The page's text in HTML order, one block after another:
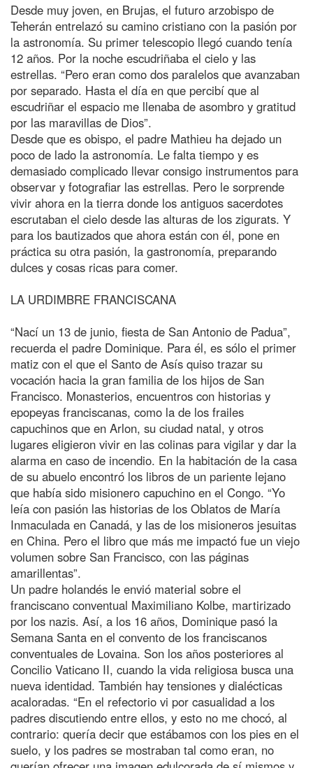
Desde muy joven, en Brujas, el futuro arzobispo de
Teherán entrelazó su camino cristiano con la pasión por
la astronomía. Su primer telescopio llegó cuando tenía
12 años. Por la noche escudriñaba el cielo y las
estrellas. “Pero eran como dos paralelos que avanzaban
por separado. Hasta el día en que percibí que al
escudriñar el espacio me llenaba de asombro y gratitud
por las maravillas de Dios”.
Desde que es obispo, el padre Mathieu ha dejado un
poco de lado la astronomía. Le falta tiempo y es
demasiado complicado llevar consigo instrumentos para
observar y fotografiar las estrellas. Pero le sorprende
vivir ahora en la tierra donde los antiguos sacerdotes
escrutaban el cielo desde las alturas de los zigurats. Y
para los bautizados que ahora están con él, pone en
práctica su otra pasión, la gastronomía, preparando
dulces y cosas ricas para comer.
LA URDIMBRE FRANCISCANA
“Nací un 13 de junio, fiesta de San Antonio de Padua”,
recuerda el padre Dominique. Para él, es sólo el primer
matiz con el que el Santo de Asís quiso trazar su
vocación hacia la gran familia de los hijos de San
Francisco. Monasterios, encuentros con historias y
epopeyas franciscanas, como la de los frailes
capuchinos que en Arlon, su ciudad natal, y otros
lugares eligieron vivir en las colinas para vigilar y dar la
alarma en caso de incendio. En la habitación de la casa
de su abuelo encontró los libros de un pariente lejano
que había sido misionero capuchino en el Congo. “Yo
leía con pasión las historias de los Oblatos de María
Inmaculada en Canadá, y las de los misioneros jesuitas
en China. Pero el libro que más me impactó fue un viejo
volumen sobre San Francisco, con las páginas
amarillentas”.
Un padre holandés le envió material sobre el
franciscano conventual Maximiliano Kolbe, martirizado
por los nazis. Así, a los 16 años, Dominique pasó la
Semana Santa en el convento de los franciscanos
conventuales de Lovaina. Son los años posteriores al
Concilio Vaticano II, cuando la vida religiosa busca una
nueva identidad. También hay tensiones y dialécticas
acaloradas. “En el refectorio vi por casualidad a los
padres discutiendo entre ellos, y esto no me chocó, al
contrario: quería decir que estábamos con los pies en el
suelo, y los padres se mostraban tal como eran, no